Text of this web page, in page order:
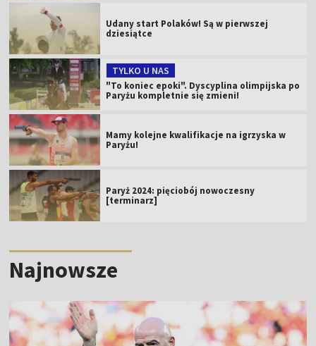
Udany start Polaków! Są w pierwszej
dziesiątce
TYLKO U NAS
"To koniec epoki". Dyscyplina olimpijska po
Paryżu kompletnie się zmieni!
Mamy kolejne kwalifikacje na igrzyska w
Paryżu!
Paryż 2024: pięciobój nowoczesny
[terminarz]
Najnowsze